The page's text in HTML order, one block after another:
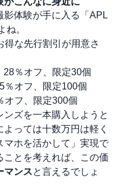
影体験が手に入る「APL
ね。
な先行割引が用意さ
28％オフ、限定30個
％オフ、限定100個
オフ、限定300個
ズを一本購入しようと
っては十数万円は軽く
マホを活かして」実現で
ことを考えれば、この価
マンスと言えるでしょ